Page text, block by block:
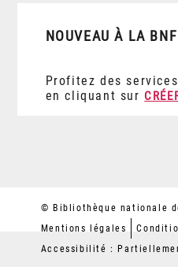
NOUVEAU À LA
Profitez des
en cliquant sur
© Bibliothèque nationale
Mentions légales
Accessibilité :